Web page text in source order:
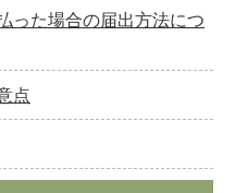
った場合の届出方法につ
点